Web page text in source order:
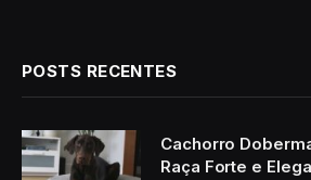
POSTS RECENTES
Cachorro
Raça Forte e